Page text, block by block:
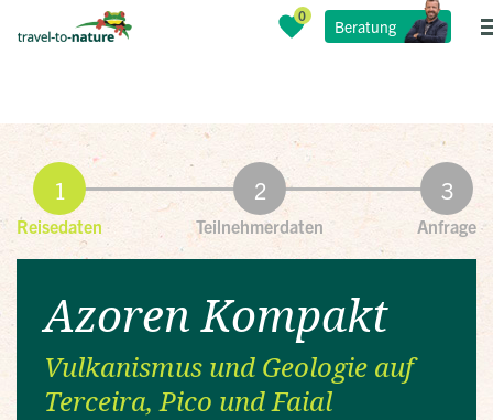
Beratung